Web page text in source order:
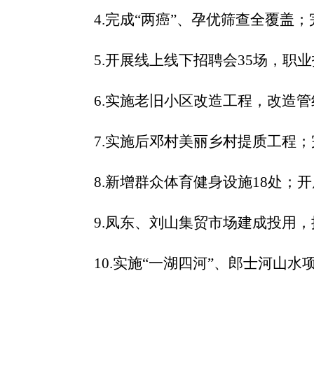
4.完成“两癌”、孕优筛查全覆盖
5.开展线上线下招聘会35场，职
6.实施老旧小区改造工程，改造管
7.实施后邓村美丽乡村提质工程
8.新增群众体育健身设施18处；
9.凤东、刘山集贸市场建成投用
10.实施“一湖四河”、郎士河山水